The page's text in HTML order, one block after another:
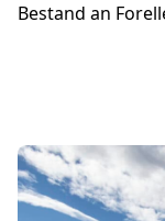
Bestand an